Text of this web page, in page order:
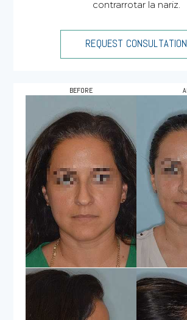
contrarrotar la nariz.
REQUEST CONSULTATION